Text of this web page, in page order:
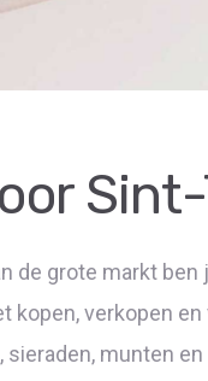
de grote markt
kopen, verkopen
sieraden, munten